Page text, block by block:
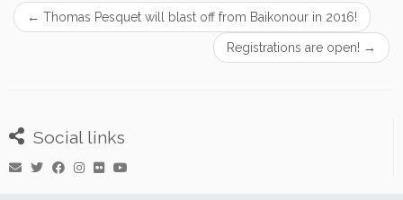
← Thomas Pesquet will blast off from Baikonour in 2016!
Registrations are open! →
Social links